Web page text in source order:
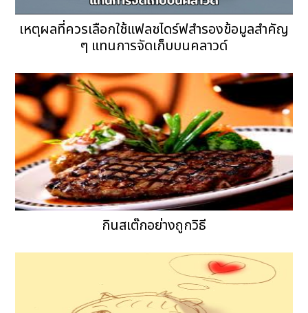
เหตุผลที่ควรเลือกใช้แฟลชไดร์ฟสำรองข้อมูลสำคัญ
ๆ แทนการจัดเก็บบนคลาวด์
กินสเต๊กอย่างถูกวิธี